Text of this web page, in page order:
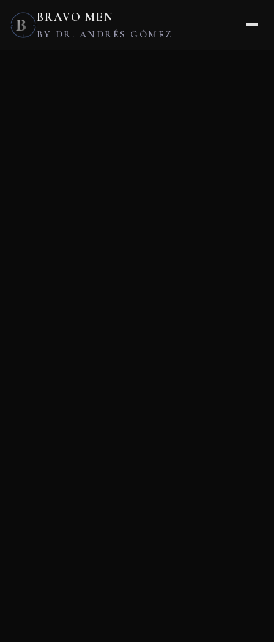
B BRAVO MEN
BY DR. ANDRÉS GÓMEZ